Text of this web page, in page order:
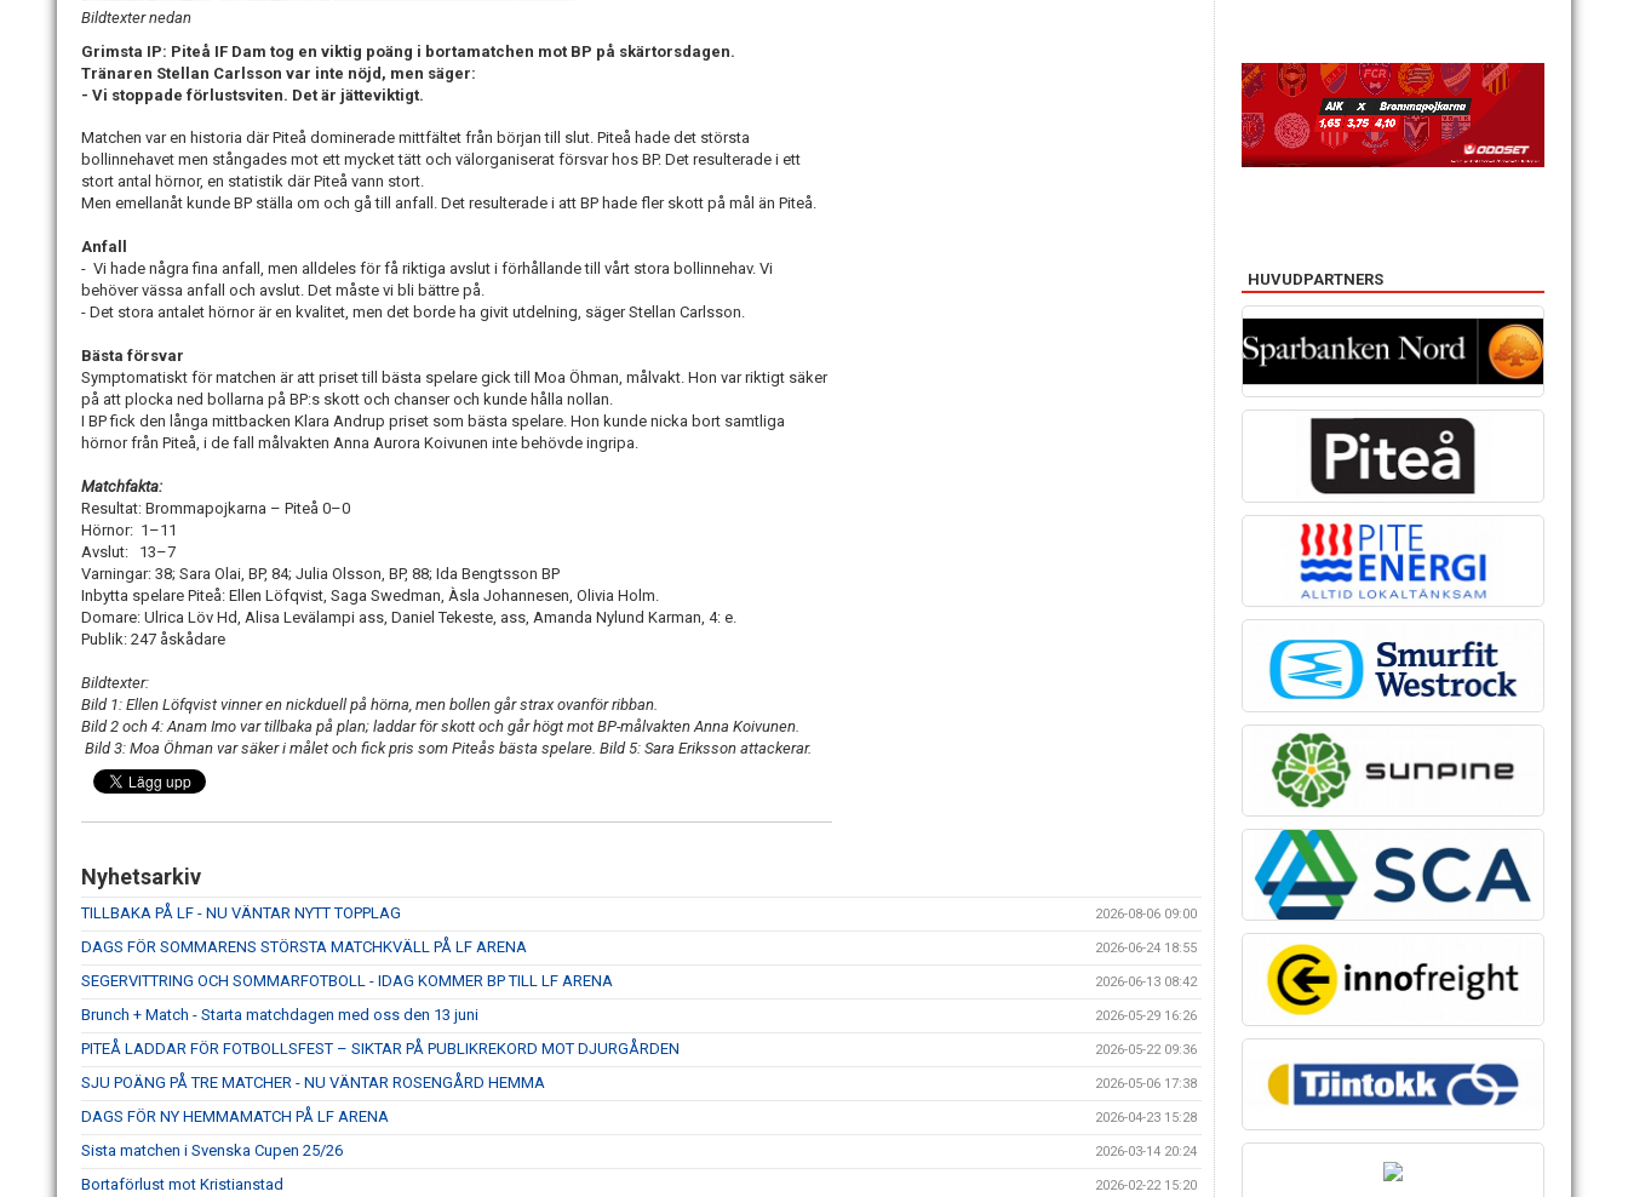
Bildtexter nedan
Grimsta IP: Piteå IF Dam tog en viktig poäng i bortamatchen mot BP på skärtorsdagen.
Tränaren Stellan Carlsson var inte nöjd, men säger:
- Vi stoppade förlustsviten. Det är jätteviktigt.
Matchen var en historia där Piteå dominerade mittfältet från början till slut. Piteå hade det största
bollinnehavet men stångades mot ett mycket tätt och välorganiserat försvar hos BP. Det resulterade i ett
stort antal hörnor, en statistik där Piteå vann stort.
Men emellanåt kunde BP ställa om och gå till anfall. Det resulterade i att BP hade fler skott på mål än Piteå.
Anfall
- Vi hade några fina anfall, men alldeles för få riktiga avslut i förhållande till vårt stora bollinnehav. Vi
behöver vässa anfall och avslut. Det måste vi bli bättre på.
- Det stora antalet hörnor är en kvalitet, men det borde ha givit utdelning, säger Stellan Carlsson.
Bästa försvar
Symptomatiskt för matchen är att priset till bästa spelare gick till Moa Öhman, målvakt. Hon var riktigt säker
på att plocka ned bollarna på BP:s skott och chanser och kunde hålla nollan.
I BP fick den långa mittbacken Klara Andrup priset som bästa spelare. Hon kunde nicka bort samtliga
hörnor från Piteå, i de fall målvakten Anna Aurora Koivunen inte behövde ingripa.
Matchfakta:
Resultat: Brommapojkarna – Piteå 0–0
Hörnor: 1–11
Avslut: 13–7
Varningar: 38; Sara Olai, BP, 84; Julia Olsson, BP, 88; Ida Bengtsson BP
Inbytta spelare Piteå: Ellen Löfqvist, Saga Swedman, Àsla Johannesen, Olivia Holm.
Domare: Ulrica Löv Hd, Alisa Levälampi ass, Daniel Tekeste, ass, Amanda Nylund Karman, 4: e.
Publik: 247 åskådare
Bildtexter:
Bild 1: Ellen Löfqvist vinner en nickduell på hörna, men bollen går strax ovanför ribban.
Bild 2 och 4: Anam Imo var tillbaka på plan; laddar för skott och går högt mot BP-målvakten Anna Koivunen.
Bild 3: Moa Öhman var säker i målet och fick pris som Piteås bästa spelare. Bild 5: Sara Eriksson attackerar.
Nyhetsarkiv
TILLBAKA PÅ LF - NU VÄNTAR NYTT TOPPLAG 2026-08-06 09:00
DAGS FÖR SOMMARENS STÖRSTA MATCHKVÄLL PÅ LF ARENA 2026-06-24 18:55
SEGERVITTRING OCH SOMMARFOTBOLL - IDAG KOMMER BP TILL LF ARENA 2026-06-13 08:42
Brunch + Match - Starta matchdagen med oss den 13 juni 2026-05-29 16:26
PITEÅ LADDAR FÖR FOTBOLLSFEST – SIKTAR PÅ PUBLIKREKORD MOT DJURGÅRDEN 2026-05-22 09:36
SJU POÄNG PÅ TRE MATCHER - NU VÄNTAR ROSENGÅRD HEMMA 2026-05-06 17:38
DAGS FÖR NY HEMMAMATCH PÅ LF ARENA 2026-04-23 15:28
Sista matchen i Svenska Cupen 25/26 2026-03-14 20:24
Bortaförlust mot Kristianstad 2026-02-22 15:20
HUVUDPARTNERS